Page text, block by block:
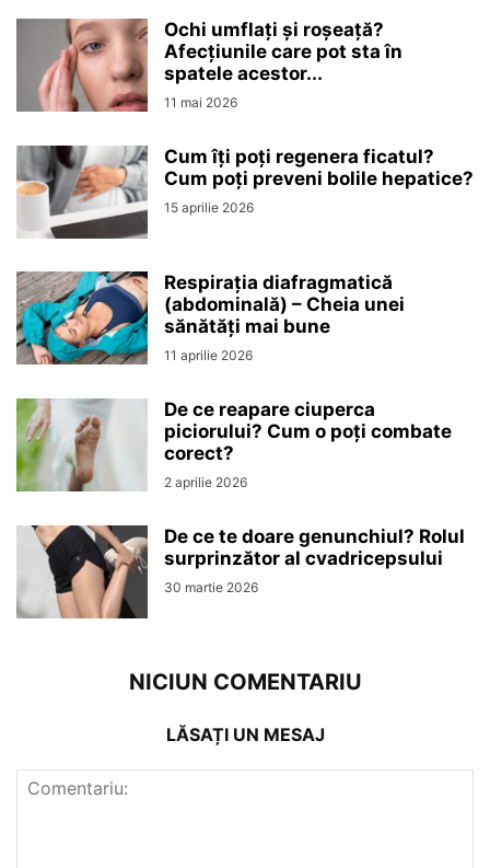
Ochi umflați și roșeață?
Afecțiunile care pot sta în
spatele acestor...
11 mai 2026
Cum îți poți regenera ficatul?
Cum poți preveni bolile hepatice?
15 aprilie 2026
Respirația diafragmatică
(abdominală) – Cheia unei
sănătăți mai bune
11 aprilie 2026
De ce reapare ciuperca
piciorului? Cum o poți combate
corect?
2 aprilie 2026
De ce te doare genunchiul? Rolul
surprinzător al cvadricepsului
30 martie 2026
NICIUN COMENTARIU
LĂSAȚI UN MESAJ